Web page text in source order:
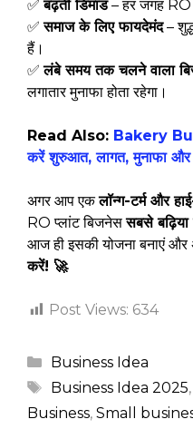
✅बढ़ती डिमांड– हर जगह RO
✅समाज के लिए फायदेमंद–
हैं।
✅लंबे समय तक चलने वाला
लगातार मुनाफा होता रहेगा।
Read Also: Bakery
करें शुरुआत, लागत, मुनाफा
अगर आप एकलॉन्ग-टर्म और
RO प्लांट बिजनेससबसे
आज ही इसकी योजना बनाएं
करें! 🚀
Post Views: 634
Categories
Business Idea
Tags
Business Idea 2025,
Business, Small